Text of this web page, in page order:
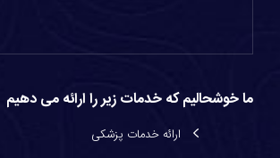
ما خوشحالیم که خدمات زیر را ارائه می دهیم
ارائه خدمات پزشكی